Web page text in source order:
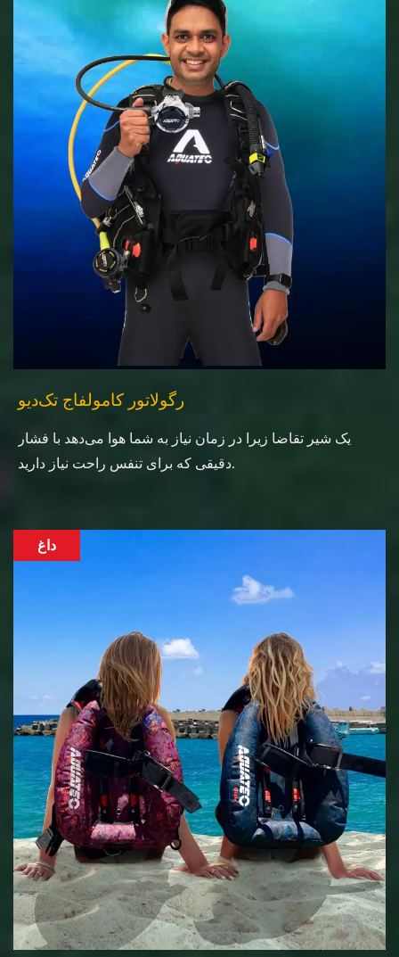
رگولاتور کامولفاج تک‌دیو
یک شیر تقاضا زیرا در زمان نیاز به شما هوا می‌دهد با فشار
دقیقی که برای تنفس راحت نیاز دارید.
داغ